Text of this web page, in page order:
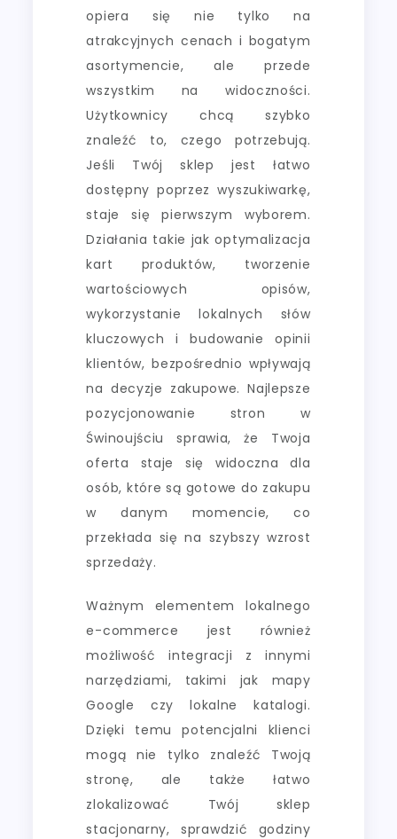
opiera się nie tylko na
atrakcyjnych cenach i bogatym
asortymencie, ale przede
wszystkim na widoczności.
Użytkownicy chcą szybko
znaleźć to, czego potrzebują.
Jeśli Twój sklep jest łatwo
dostępny poprzez wyszukiwarkę,
staje się pierwszym wyborem.
Działania takie jak optymalizacja
kart produktów, tworzenie
wartościowych opisów,
wykorzystanie lokalnych słów
kluczowych i budowanie opinii
klientów, bezpośrednio wpływają
na decyzje zakupowe. Najlepsze
pozycjonowanie stron w
Świnoujściu sprawia, że Twoja
oferta staje się widoczna dla
osób, które są gotowe do zakupu
w danym momencie, co
przekłada się na szybszy wzrost
sprzedaży.
Ważnym elementem lokalnego
e-commerce jest również
możliwość integracji z innymi
narzędziami, takimi jak mapy
Google czy lokalne katalogi.
Dzięki temu potencjalni klienci
mogą nie tylko znaleźć Twoją
stronę, ale także łatwo
zlokalizować Twój sklep
stacjonarny, sprawdzić godziny